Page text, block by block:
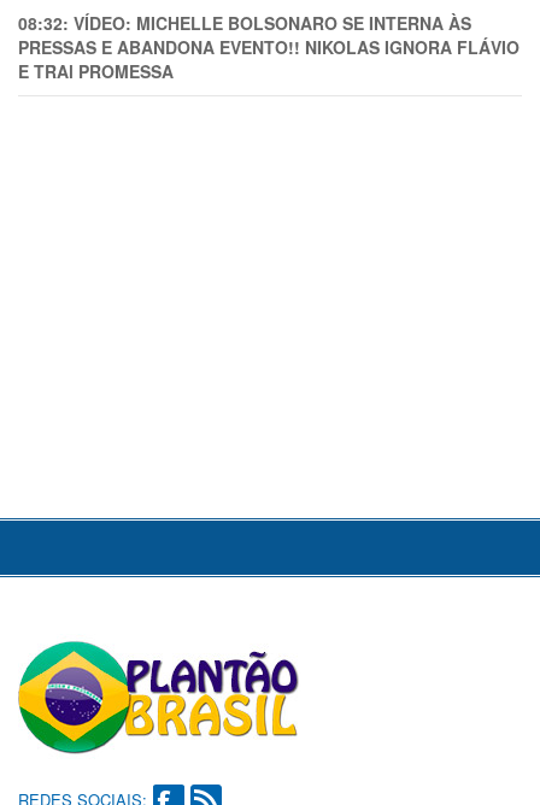
08:32: VÍDEO: MICHELLE BOLSONARO SE INTERNA ÀS
PRESSAS E ABANDONA EVENTO!! NIKOLAS IGNORA FLÁVIO
E TRAl PROMESSA
REDES SOCIAIS: